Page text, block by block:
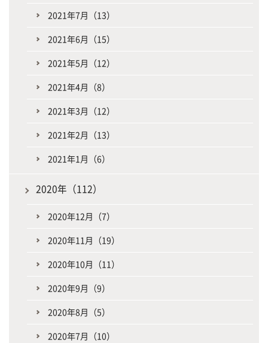
2021年7月（13）
2021年6月（15）
2021年5月（12）
2021年4月（8）
2021年3月（12）
2021年2月（13）
2021年1月（6）
2020年（112）
2020年12月（7）
2020年11月（19）
2020年10月（11）
2020年9月（9）
2020年8月（5）
2020年7月（10）